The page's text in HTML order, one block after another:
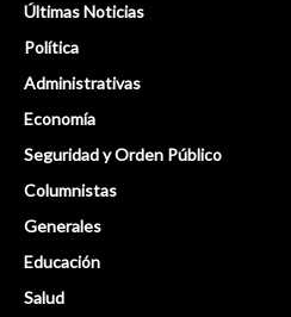
Últimas Noticias
Política
Administrativas
Economía
Seguridad y Orden Público
Columnistas
Generales
Educación
Salud